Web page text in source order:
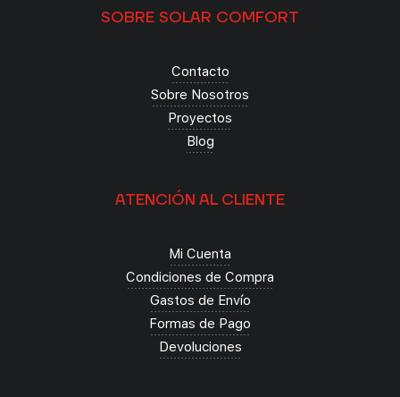
SOBRE SOLAR COMFORT
Contacto
Sobre Nosotros
Proyectos
Blog
ATENCIÓN AL CLIENTE
Mi Cuenta
Condiciones de Compra
Gastos de Envío
Formas de Pago
Devoluciones